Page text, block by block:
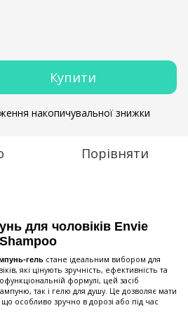
Купити
накопичувальної знижки
Порівняти
для чоловіків Envie
гель стане ідеальним вибором для
які цінують зручність, ефективність та
формулі, цей засіб
так і гелю для душу. Це дозволяє мати
що особливо зручно в дорозі або під час